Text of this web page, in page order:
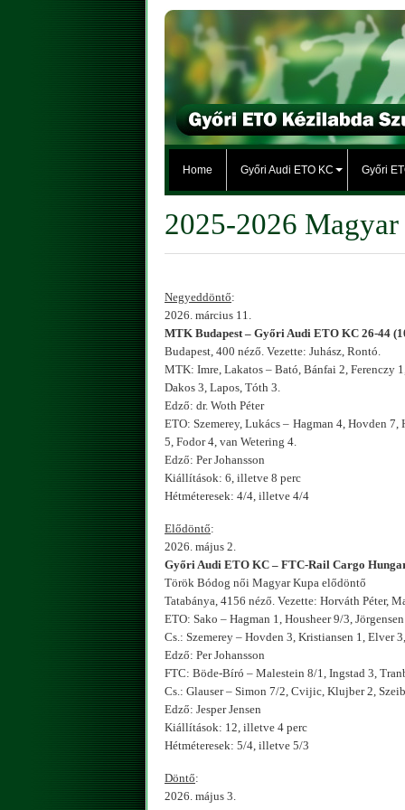
Home Győri Audi ETO KC Győri
2025-2026
Negyeddöntő:
2026. március 11.
MTK Budapest – Győri Audi ETO KC 26-44
Budapest, 400 néző. Vezette: Juhász, Rontó.
MTK: Imre, Lakatos – Bató, Bánfai 2, Ferenczy
Dakos 3, Lapos, Tóth 3.
Edző: dr. Woth Péter
ETO: Szemerey, Lukács – Hagman 4, Hovden
5, Fodor 4, van Wetering 4.
Edző: Per Johansson
Kiállítások: 6, illetve 8 perc
Hétméteresek: 4/4, illetve 4/4
Elődöntő:
2026. május 2.
Győri Audi ETO KC – FTC-Rail Cargo
Török Bódog női Magyar Kupa elődöntő
Tatabánya, 4156 néző. Vezette: Horváth Péter,
ETO: Sako – Hagman 1, Housheer 9/3,
Cs.: Szemerey – Hovden 3, Kristiansen 1, Elver
Edző: Per Johansson
FTC: Böde-Bíró – Malestein 8/1, Ingstad 3,
Cs.: Glauser – Simon 7/2, Cvijic, Klujber 2,
Edző: Jesper Jensen
Kiállítások: 12, illetve 4 perc
Hétméteresek: 5/4, illetve 5/3
Döntő:
2026. május 3.